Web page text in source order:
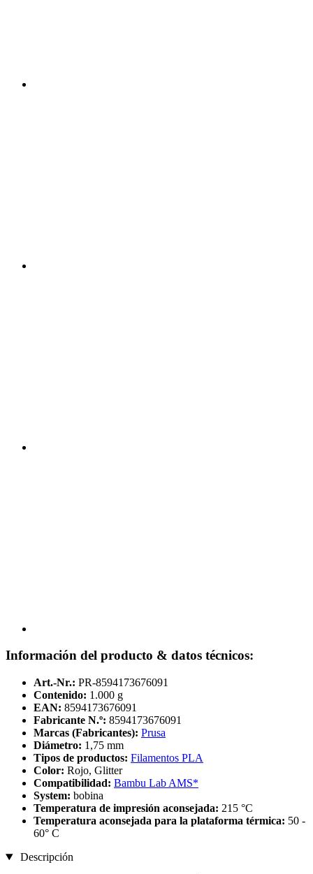
Información del producto & datos técnicos:
Art.-Nr.: PR-8594173676091
Contenido: 1.000 g
EAN: 8594173676091
Fabricante N.º: 8594173676091
Marcas (Fabricantes): Prusa
Diámetro: 1,75 mm
Tipos de productos: Filamentos PLA
Color: Rojo, Glitter
Compatibilidad: Bambu Lab AMS*
System: bobina
Temperatura de impresión aconsejada: 215 °C
Temperatura aconsejada para la plataforma térmica: 50 -
60° C
Descripción